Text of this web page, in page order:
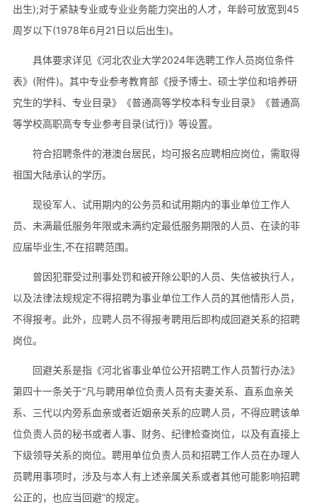
出生);对于紧缺专业或专业业务能力突出的人才，年龄可放宽到45
周岁以下(1978年6月21日以后出生)。
具体要求详见《河北农业大学2024年选聘工作人员岗位条件
表》(附件)。其中专业参考教育部《授予博士、硕士学位和培养研
究生的学科、专业目录》《普通高等学校本科专业目录》《普通高
等学校高职高专专业参考目录(试行)》等设置。
符合招聘条件的港澳台居民，均可报名应聘相应岗位，需取得
祖国大陆承认的学历。
现役军人、试用期内的公务员和试用期内的事业单位工作人
员、未满最低服务年限或未满约定最低服务期限的人员、在读的非
应届毕业生,不在招聘范围。
曾因犯罪受过刑事处罚和被开除公职的人员、失信被执行人，
以及法律法规规定不得招聘为事业单位工作人员的其他情形人员，
不得报考。此外，应聘人员不得报考聘用后即构成回避关系的招聘
岗位。
回避关系是指《河北省事业单位公开招聘工作人员暂行办法》
第四十一条关于“凡与聘用单位负责人员有夫妻关系、直系血亲关
系、三代以内旁系血亲或者近姻亲关系的应聘人员，不得应聘该单
位负责人员的秘书或者人事、财务、纪律检查岗位，以及有直接上
下级领导关系的岗位。聘用单位负责人员和招聘工作人员在办理人
员聘用事项时，涉及与本人有上述亲属关系或者其他可能影响招聘
公正的，也应当回避”的规定。